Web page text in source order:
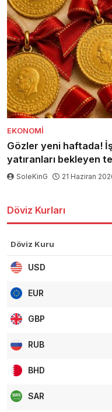
EKONOMI
Gözler yeni haftada!
yatıranları bekleyen
SoleKinG 21 Haziran
Döviz Kurları
Döviz Kuru
USD
EUR
GBP
RUB
BHD
SAR